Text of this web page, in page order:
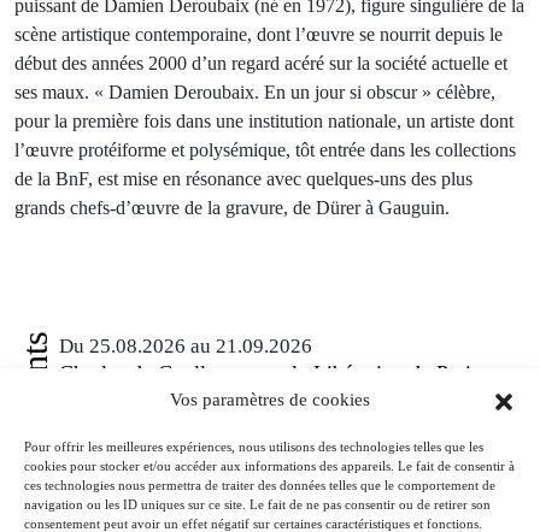
Vos paramètres de cookies
Pour offrir les meilleures expériences, nous utilisons des technologies telles que les
cookies pour stocker et/ou accéder aux informations des appareils. Le fait de consentir à
ces technologies nous permettra de traiter des données telles que le comportement de
navigation ou les ID uniques sur ce site. Le fait de ne pas consentir ou de retirer son
consentement peut avoir un effet négatif sur certaines caractéristiques et fonctions.
puissant de Damien Deroubaix (né en 1972), figure singulière de la
scène artistique contemporaine, dont l’œuvre se nourrit depuis le
début des années 2000 d’un regard acéré sur la société actuelle et
ses maux. « Damien Deroubaix. En un jour si obscur » célèbre,
pour la première fois dans une institution nationale, un artiste dont
l’œuvre protéiforme et polysémique, tôt entrée dans les collections
de la BnF, est mise en résonance avec quelques-uns des plus
grands chefs-d’œuvre de la gravure, de Dürer à Gauguin.
Événements Du 25.08.2026 au 21.09.2026
Charles de Gaulle raconte la Libération de Paris.
Lettre à son épouse
Musée de la Libération de Paris – musée du général Leclerc – musée
Jean Moulin
À l’occasion de l’anniversaire de la Libération de Paris, le musée de la
Libération de Paris – musée du général Leclerc – musée Jean Moulin